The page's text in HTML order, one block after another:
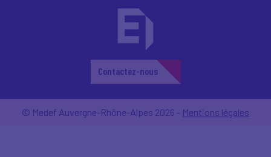
Contactez-nous
© Medef Auvergne-Rhône-Alpes 2026 - Mentions légales